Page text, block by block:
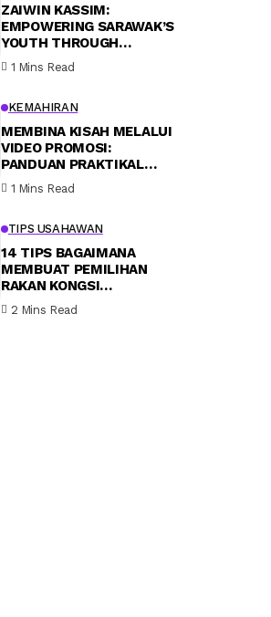
ZAIWIN KASSIM:
EMPOWERING SARAWAK’S
YOUTH THROUGH
INNOVATIVE
COOPERATIVES
1 Mins Read
KEMAHIRAN
MEMBINA KISAH MELALUI
VIDEO PROMOSI:
PANDUAN PRAKTIKAL
UNTUK PEMASARAN
BERKESAN
1 Mins Read
TIPS USAHAWAN
14 TIPS BAGAIMANA
MEMBUAT PEMILIHAN
RAKAN KONGSI
PERNIAGAAN
2 Mins Read